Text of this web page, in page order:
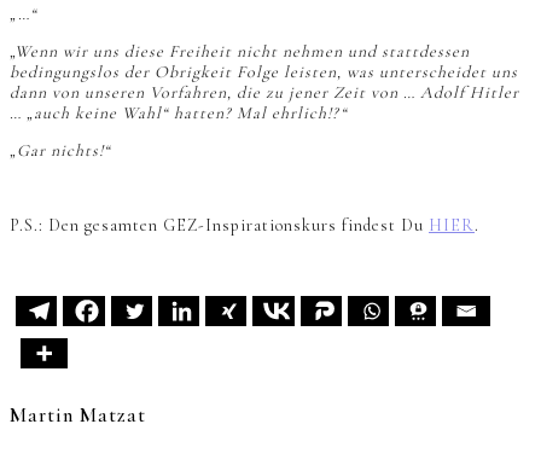
„…“
„Wenn wir uns diese Freiheit nicht nehmen und stattdessen
bedingungslos der Obrigkeit Folge leisten, was unterscheidet uns
dann von unseren Vorfahren, die zu jener Zeit von … Adolf Hitler
… „auch keine Wahl“ hatten? Mal ehrlich!?“
„Gar nichts!“
P.S.: Den gesamten GEZ-Inspirationskurs findest Du HIER.
Martin Matzat